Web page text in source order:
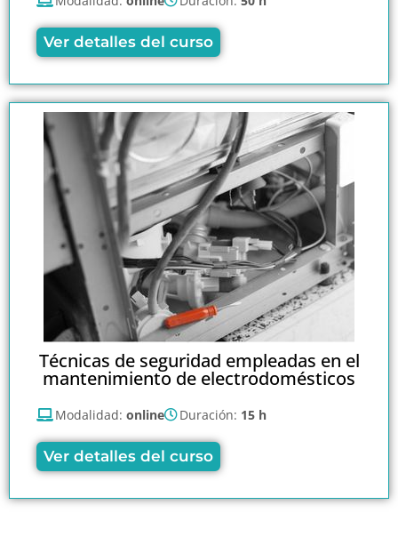
Ver detalles del curso
Técnicas de seguridad empleadas en el
mantenimiento de electrodomésticos
Modalidad: online Duración: 15 h
Ver detalles del curso